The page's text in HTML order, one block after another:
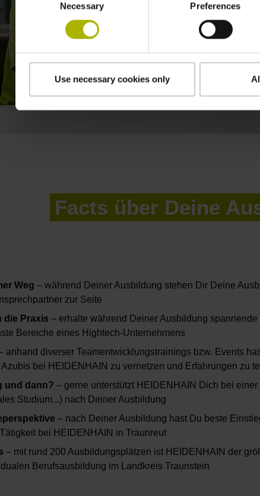
Necessary Preferences
Use necessary cookies only
Facts über Deine
Weg – während Deiner Ausbildung stehen Dir Deine
zur Seite
die Praxis – erhalte während Deiner Ausbildung
Bereiche eines Hightech-Unternehmens
anhand diverser Teamentwicklungstrainings bzw. Events
bei HEIDENHAIN zu vernetzen und Erfahrungen zu
und dann? – gerne unterstützt HEIDENHAIN Dich bei
Studium...) nach Deiner Ausbildung
– nach Deiner Ausbildung hast Du beste
bei HEIDENHAIN in Traunreut
– mit rund 200 Ausbildungsplätzen ist HEIDENHAIN der
Berufsausbildung im Landkreis Traunstein